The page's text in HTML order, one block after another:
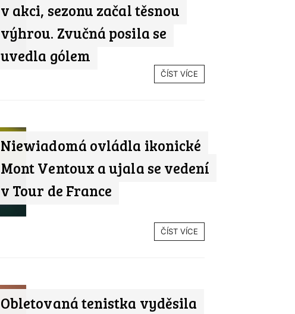
v akci, sezonu začal těsnou
výhrou. Zvučná posila se
uvedla gólem
ČÍST VÍCE
Niewiadomá ovládla ikonické
Mont Ventoux a ujala se vedení
v Tour de France
ČÍST VÍCE
Obletovaná tenistka vyděsila